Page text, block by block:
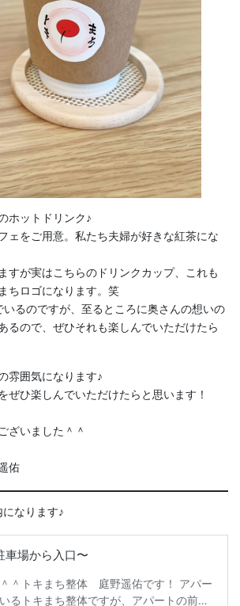
ホットドリンク♪
ェをご用意。私たち夫婦が好きな紅茶にな
すが実はこちらのドリンクカップ、これも
ちロゴになります。笑
るのですが、至るところに奥さんの想いの
るので、ぜひそれも楽しんでいただけたら
雰囲気になります♪
ぜひ楽しんでいただけたらと思います！
ざいました＾＾
佑
なります♪